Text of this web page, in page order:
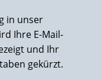
Betäubung
über mich
an der
Beratung und
in unser
Ihre E-Mail-
und Ihr
gekürzt.